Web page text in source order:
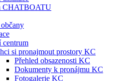
CHATBOATU
si pronajmout prostory KC
Přehled obsazenosti KC
Dokumenty k pronájmu KC
Fotogalerie KC